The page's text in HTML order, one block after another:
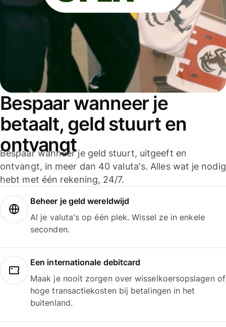
Bespaar wanneer je
betaalt, geld stuurt en
ontvangt
Bespaar wanneer je geld stuurt, uitgeeft en
ontvangt, in meer dan 40 valuta's. Alles wat je nodig
hebt met één rekening, 24/7.
Beheer je geld wereldwijd
Al je valuta's op één plek. Wissel ze in enkele
seconden.
Een internationale debitcard
Maak je nooit zorgen over wisselkoersopslagen of
hoge transactiekosten bij betalingen in het
buitenland.